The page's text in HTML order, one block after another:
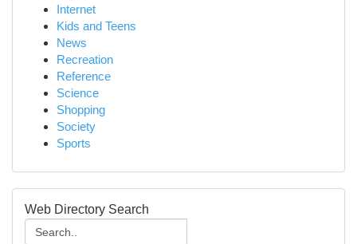
Internet
Kids and Teens
News
Recreation
Reference
Science
Shopping
Society
Sports
Web Directory Search